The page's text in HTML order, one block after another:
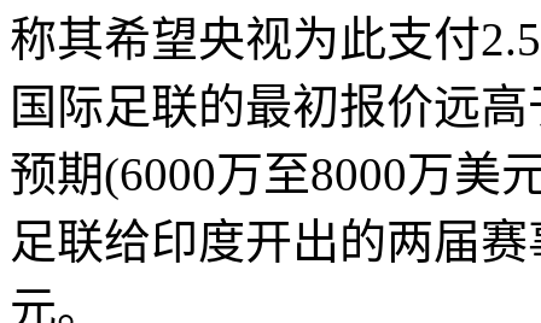
称其希望央视为此支付
国际足联的最初报价远
预期(6000万至8000万美
足联给印度开出的两届
元。